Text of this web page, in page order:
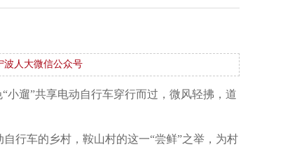
波人大微信公众号
遛”共享电动自行车穿行而过，微风轻拂，道
行车的乡村，鞍山村的这一“尝鲜”之举，为村